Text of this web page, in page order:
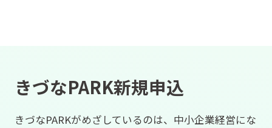
きづなPARK新規申込
きづなPARKがめざしているのは、中小企業経営にな